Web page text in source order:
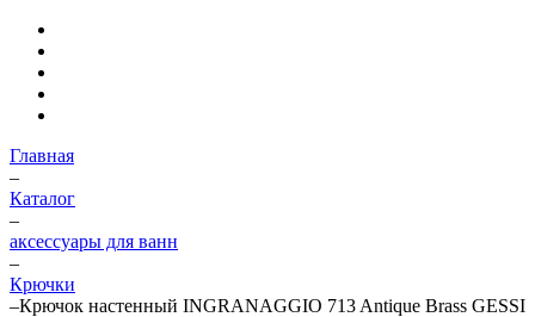
Главная
–
Каталог
–
аксессуары для ванн
–
Крючки
–Крючок настенный INGRANAGGIO 713 Antique Brass GESSI